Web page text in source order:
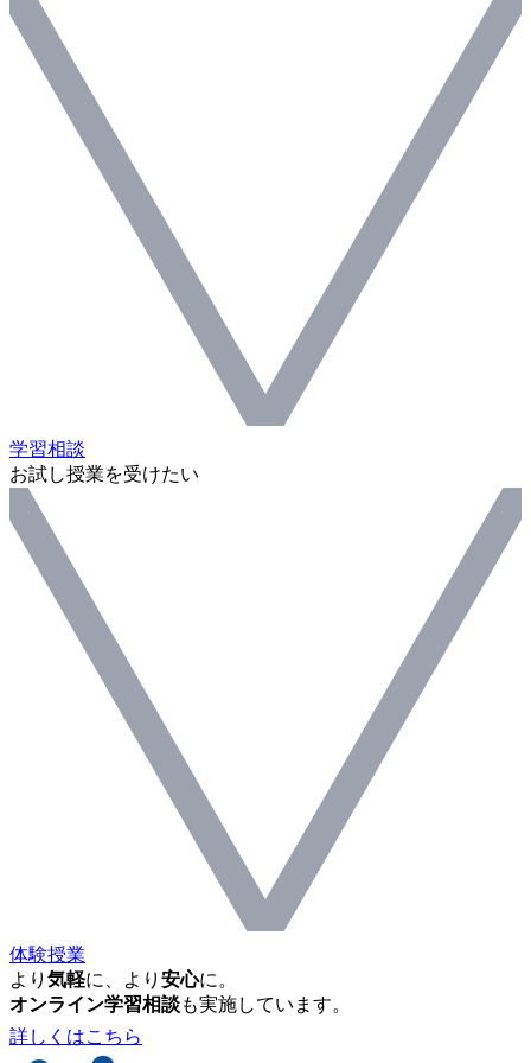
学習相談
お試し授業を受けたい
体験授業
より 気軽に、より 安心に。
オンライン学習相談も実施しています。
詳しくはこちら